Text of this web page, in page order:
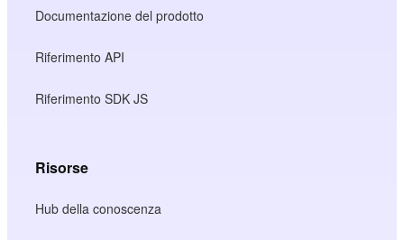
Documentazione del prodotto
Riferimento API
Riferimento SDK JS
Risorse
Hub della conoscenza